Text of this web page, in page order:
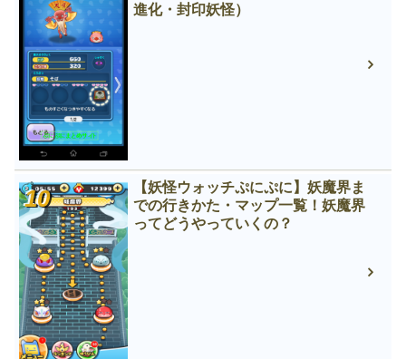
進化・封印妖怪）
【妖怪ウォッチぷにぷに】妖魔界ま
での行きかた・マップ一覧！妖魔界
ってどうやっていくの？